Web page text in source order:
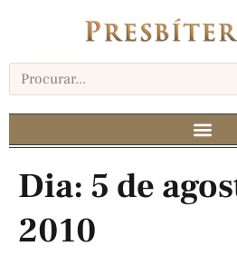
Dia: 5 de
2010